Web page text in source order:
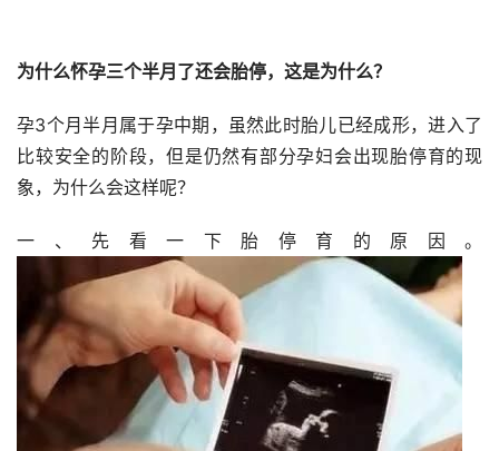
为什么怀孕三个半月了还会胎停，这是为什么？
孕3个月半月属于孕中期，虽然此时胎儿已经成形，进入了
比较安全的阶段，但是仍然有部分孕妇会出现胎停育的现
象，为什么会这样呢？
一、先看一下胎停育的原因。